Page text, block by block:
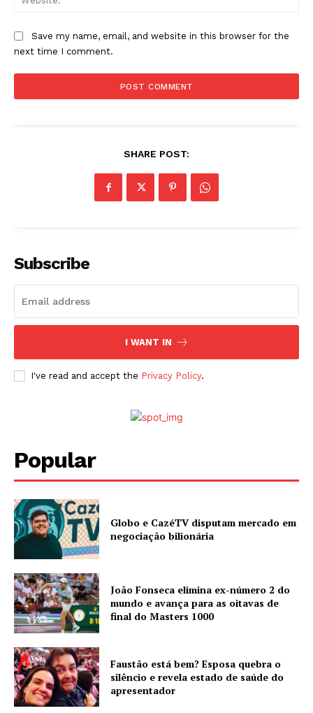
Save my name, email, and website in this browser for the
next time I comment.
SHARE POST:
Subscribe
I WANT IN
I've read and accept the Privacy Policy.
Popular
Globo e CazéTV disputam mercado em
negociação bilionária
João Fonseca elimina ex-número 2 do
mundo e avança para as oitavas de
final do Masters 1000
Faustão está bem? Esposa quebra o
silêncio e revela estado de saúde do
apresentador